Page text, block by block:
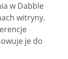
w Dabble
witryny.
je do